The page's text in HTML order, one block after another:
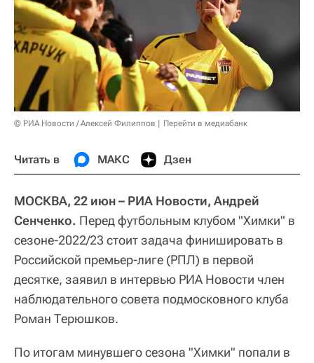
© РИА Новости / Алексей Филиппов Перейти в медиабанк
Читать в МАКС Дзен
МОСКВА, 22 июн – РИА Новости, Андрей
Сенченко. Перед футбольным клубом "Химки" в
сезоне-2022/23 стоит задача финишировать в
Российской премьер-лиге (РПЛ) в первой
десятке, заявил в интервью РИА Новости член
наблюдательного совета подмосковного клуба
Роман Терюшков.
По итогам минувшего сезона "Химки" попали в